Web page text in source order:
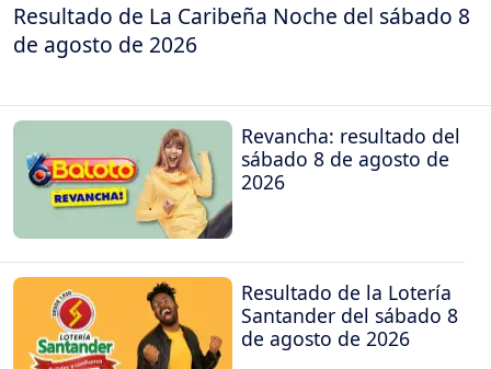
Resultado de La Caribeña Noche del sábado 8
de agosto de 2026
Revancha: resultado del
sábado 8 de agosto de
2026
Resultado de la Lotería
Santander del sábado 8
de agosto de 2026